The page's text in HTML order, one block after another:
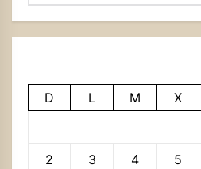
D L M X
2 3 4 5